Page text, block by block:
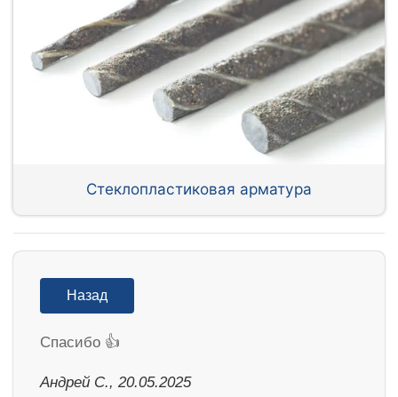
Стеклопластиковая арматура
Назад
Спасибо 👍
Андрей С., 20.05.2025